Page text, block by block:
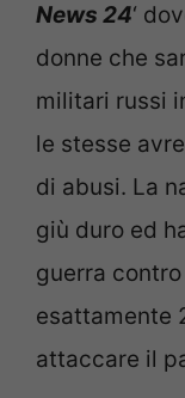
News 24‘
donne che
militari russi
le stesse
di abusi. La
giù duro ed
guerra
esattamente
attaccare il